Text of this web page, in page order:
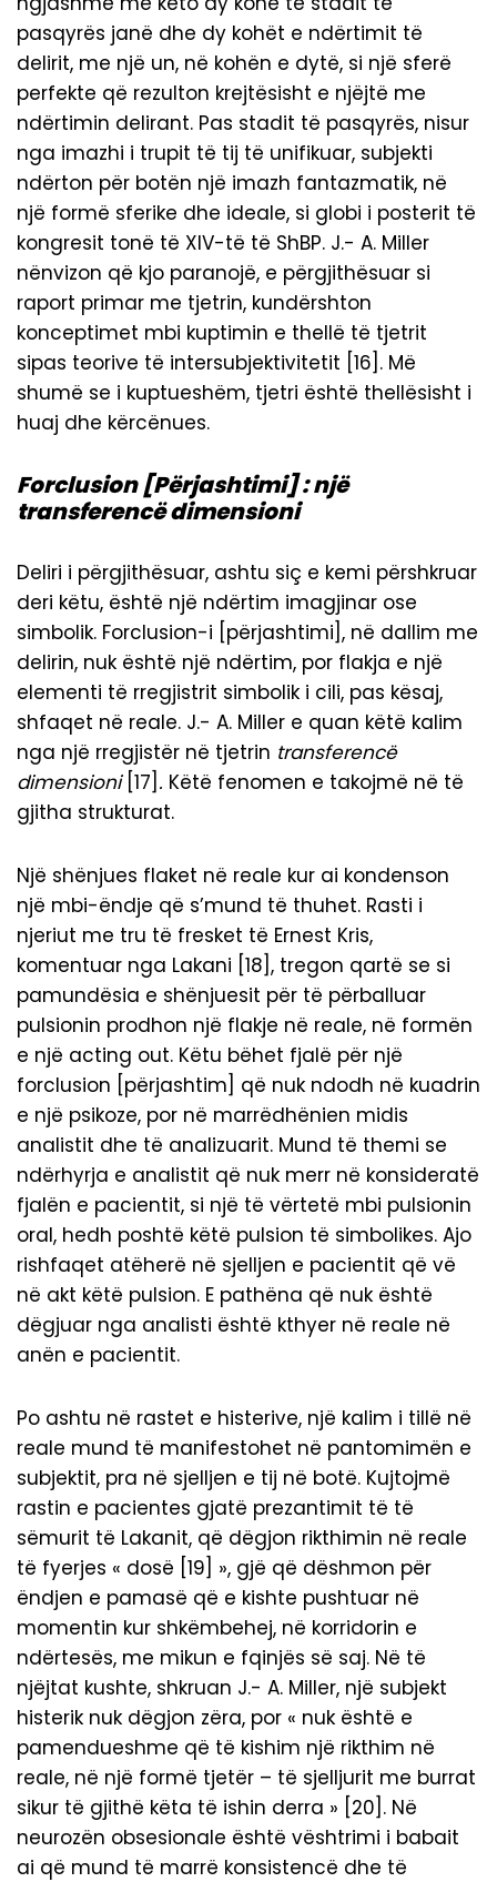
pasqyrës janë dhe dy kohët e ndërtimit të
delirit, me një un, në kohën e dytë, si një sferë
perfekte që rezulton krejtësisht e njëjtë me
ndërtimin delirant. Pas stadit të pasqyrës, nisur
nga imazhi i trupit të tij të unifikuar, subjekti
ndërton për botën një imazh fantazmatik, në
një formë sferike dhe ideale, si globi i posterit të
kongresit tonë të XIV-të të ShBP. J.- A. Miller
nënvizon që kjo paranojë, e përgjithësuar si
raport primar me tjetrin, kundërshton
konceptimet mbi kuptimin e thellë të tjetrit
sipas teorive të intersubjektivitetit [16]. Më
shumë se i kuptueshëm, tjetri është thellësisht i
huaj dhe kërcënues.
Forclusion [Përjashtimi] : një
transferencë dimensioni
Deliri i përgjithësuar, ashtu siç e kemi përshkruar
deri këtu, është një ndërtim imagjinar ose
simbolik. Forclusion-i [përjashtimi], në dallim me
delirin, nuk është një ndërtim, por flakja e një
elementi të rregjistrit simbolik i cili, pas kësaj,
shfaqet në reale. J.- A. Miller e quan këtë kalim
nga një rregjistër në tjetrin transferencë
dimensioni [17] . Këtë fenomen e takojmë në të
gjitha strukturat.
Një shënjues flaket në reale kur ai kondenson
një mbi-ëndje që s’mund të thuhet. Rasti i
njeriut me tru të fresket të Ernest Kris,
komentuar nga Lakani [18], tregon qartë se si
pamundësia e shënjuesit për të përballuar
pulsionin prodhon një flakje në reale, në formën
e një acting out. Këtu bëhet fjalë për një
forclusion [përjashtim] që nuk ndodh në kuadrin
e një psikoze, por në marrëdhënien midis
analistit dhe të analizuarit. Mund të themi se
ndërhyrja e analistit që nuk merr në konsideratë
fjalën e pacientit, si një të vërtetë mbi pulsionin
oral, hedh poshtë këtë pulsion të simbolikes. Ajo
rishfaqet atëherë në sjelljen e pacientit që vë
në akt këtë pulsion. E pathëna që nuk është
dëgjuar nga analisti është kthyer në reale në
anën e pacientit.
Po ashtu në rastet e histerive, një kalim i tillë në
reale mund të manifestohet në pantomimën e
subjektit, pra në sjelljen e tij në botë. Kujtojmë
rastin e pacientes gjatë prezantimit të të
sëmurit të Lakanit, që dëgjon rikthimin në reale
të fyerjes « dosë [19] », gjë që dëshmon për
ëndjen e pamasë që e kishte pushtuar në
momentin kur shkëmbehej, në korridorin e
ndërtesës, me mikun e fqinjës së saj. Në të
njëjtat kushte, shkruan J.- A. Miller, një subjekt
histerik nuk dëgjon zëra, por « nuk është e
pamendueshme që të kishim një rikthim në
reale, në një formë tjetër – të sjelljurit me burrat
sikur të gjithë këta të ishin derra » [20]. Në
neurozën obsesionale është vështrimi i babait
ai që mund të marrë konsistencë dhe të